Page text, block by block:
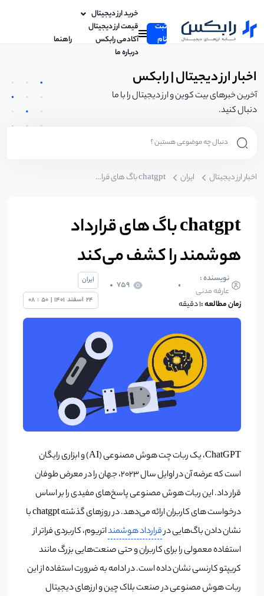
ثبت
نام
خرید ارز دیجیتال
قیمت ارز دیجیتال
آکادمی رابکس
راهنما
درباره ما
اخبار ارز دیجیتال | رابکس
آخرین خبرهای بیت کوین و ارز دیجیتال را با ما
دنبال کنید.
اخبار ارز دیجیتال ایران chatgpt باگ های قرارداد هوشمند را کشف می‌کند
chatgpt باگ های قرارداد
هوشمند را کشف می‌کند
نویسنده :
عارفه مدنی
759
زمان مطالعه :1 دقیقه
ایران
24 اسفند 1401
|
50
:
08
ChatGPT، یک ربات چت هوش مصنوعی (AI) و ابزاری رایگان
است که عرضه آن در اوایل سال ۲۰۲۳، جهان را در معرض طوفان
قرار داد. این ربات هوش مصنوعی پاسخ‌های مفیدی را بر اساس
درخواست های کاربران ارائه می‌دهد. در روزهای گذشته chatgpt با
نشان دادن باگ‌هایی درقرارداد هوشمنداتریوم، کاربردی فراتر از
استفاده معمولی را برای کاربران و حتی صنعت‌هایی بزرگ مانند
کریپتو کارنسی نشان داده است. در ادامه به ضرورت استفاده از این
ربات هوش مصنوعی در صنعت بلاک چین و ارزهای دیجیتال